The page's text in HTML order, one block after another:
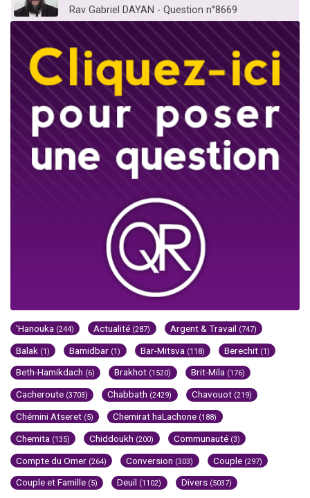
Rav Gabriel DAYAN - Question n°8669
'Hanouka (244) Actualité (287) Argent & Travail (747)
Balak (1) Bamidbar (1) Bar-Mitsva (118) Berechit (1)
Beth-Hamikdach (6) Brakhot (1520) Brit-Mila (176)
Cacheroute (3703) Chabbath (2429) Chavouot (219)
Chémini Atseret (5) Chemirat haLachone (188)
Chemita (135) Chiddoukh (200) Communauté (3)
Compte du Omer (264) Conversion (303) Couple (297)
Couple et Famille (5) Deuil (1102) Divers (5037)